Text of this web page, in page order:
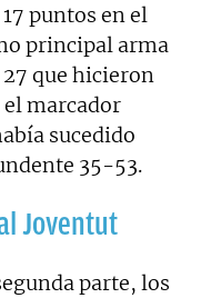
puntos en el
principal arma
que hicieron
marcador
sucedido
35-53.
Joventut
parte, los